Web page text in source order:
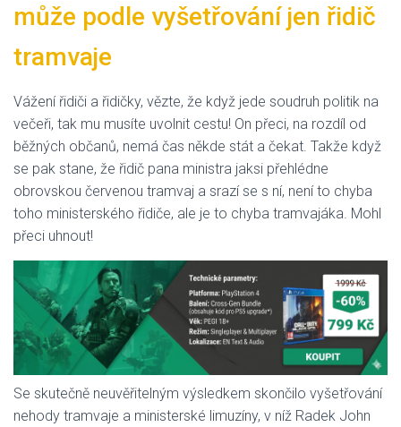
může podle vyšetřování jen řidič
tramvaje
Vážení řidiči a řidičky, vězte, že když jede soudruh politik na
večeři, tak mu musíte uvolnit cestu! On přeci, na rozdíl od
běžných občanů, nemá čas někde stát a čekat. Takže když
se pak stane, že řidič pana ministra jaksi přehlédne
obrovskou červenou tramvaj a srazí se s ní, není to chyba
toho ministerského řidiče, ale je to chyba tramvajáka. Mohl
přeci uhnout!
Se skutečně neuvěřitelným výsledkem skončilo vyšetřování
nehody tramvaje a ministerské limuzíny, v níž Radek John